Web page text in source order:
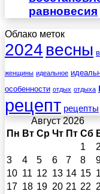
равновесия
Облако меток
2024 весны
женщины идеальное
особенности отдых отдыха
рецепт рецепты
Август 2026
Пн Вт Ср Чт Пт Сб
1
3
4 5 6 7 8
10 11 12 13 14 15
17 18 19 20 21 22